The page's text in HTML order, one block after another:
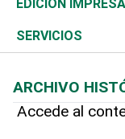
Resto del mundo
Economía personal
Podcast Arte Libre
Hablando con el
Más deportes
Columnistas
Más firmas
Martes de
Cambio climático
Deportes
Opinión
Hecho en casa
EDICIÓN IMPRESA
SERVICIOS
Cumpleaños
ARCHIVO
Accede al